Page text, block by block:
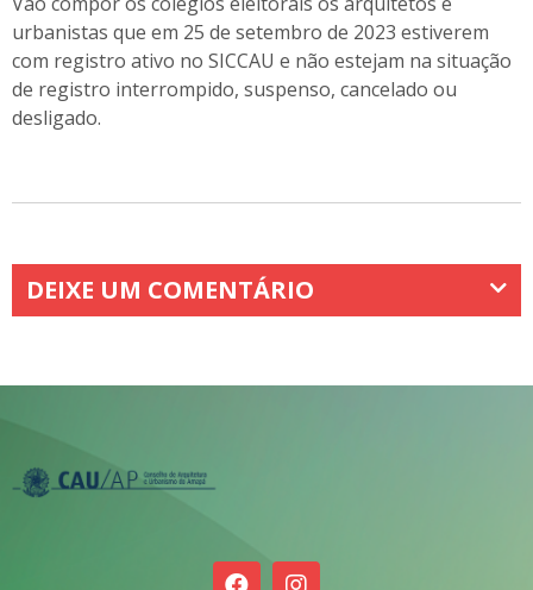
urbanistas que em 25 de setembro de 2023 estiverem
com registro ativo no SICCAU e não estejam na situação
de registro interrompido, suspenso, cancelado ou
desligado.
DEIXE UM COMENTÁRIO